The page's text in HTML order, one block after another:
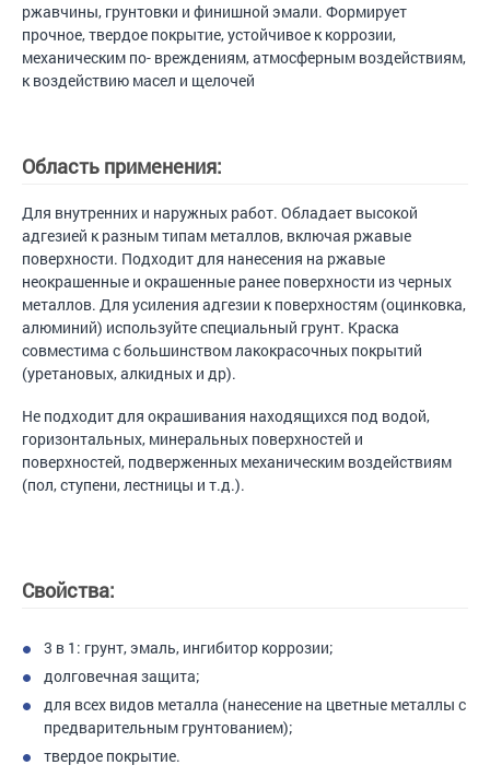
ржавчины, грунтовки и финишной эмали. Формирует
прочное, твердое покрытие, устойчивое к коррозии,
механическим по- вреждениям, атмосферным воздействиям,
к воздействию масел и щелочей
Область применения:
Для внутренних и наружных работ. Обладает высокой
адгезией к разным типам металлов, включая ржавые
поверхности. Подходит для нанесения на ржавые
неокрашенные и окрашенные ранее поверхности из черных
металлов. Для усиления адгезии к поверхностям (оцинковка,
алюминий) используйте специальный грунт. Краска
совместима с большинством лакокрасочных покрытий
(уретановых, алкидных и др).
Не подходит для окрашивания находящихся под водой,
горизонтальных, минеральных поверхностей и
поверхностей, подверженных механическим воздействиям
(пол, ступени, лестницы и т.д.).
Свойства:
3 в 1: грунт, эмаль, ингибитор коррозии;
долговечная защита;
для всех видов металла (нанесение на цветные металлы с
предварительным грунтованием);
твердое покрытие.